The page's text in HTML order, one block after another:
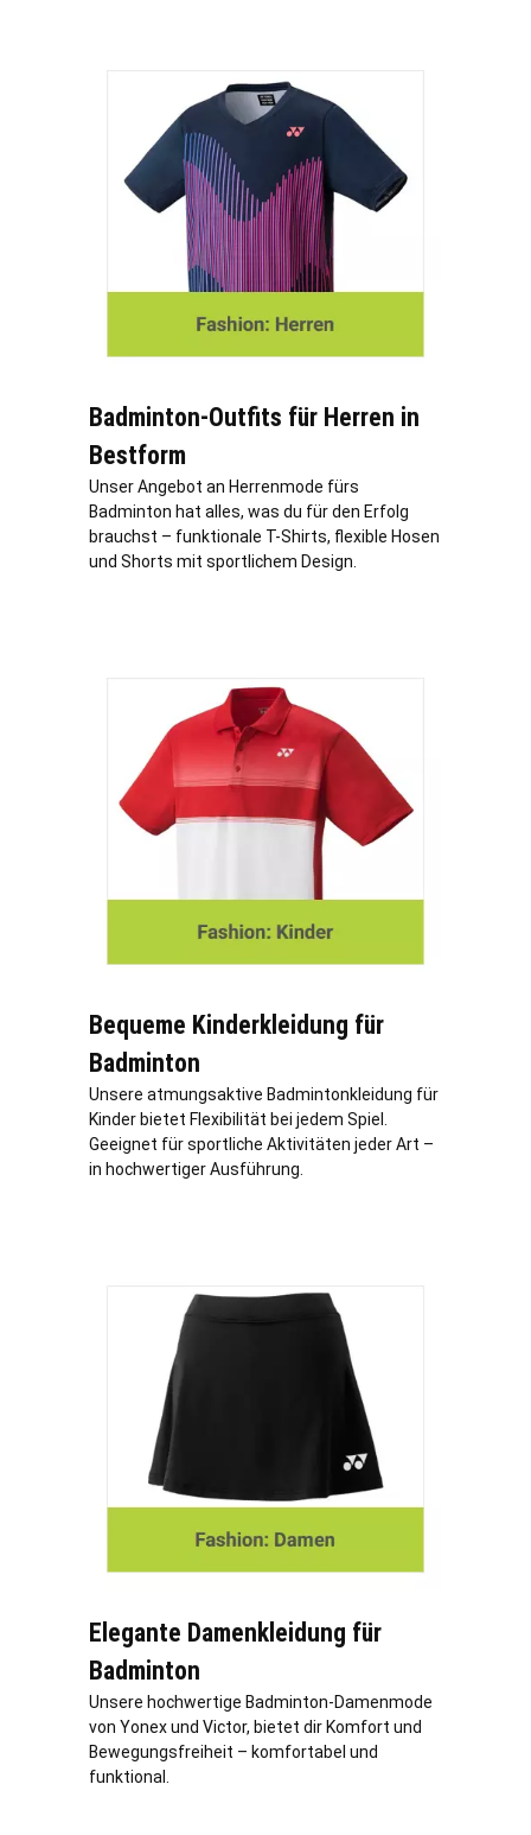
Badminton-Outfits für Herren in
Bestform
Unser Angebot an Herrenmode fürs
Badminton hat alles, was du für den Erfolg
brauchst – funktionale T-Shirts, flexible Hosen
und Shorts mit sportlichem Design.
Bequeme Kinderkleidung für
Badminton
Unsere atmungsaktive Badmintonkleidung für
Kinder bietet Flexibilität bei jedem Spiel.
Geeignet für sportliche Aktivitäten jeder Art –
in hochwertiger Ausführung.
Elegante Damenkleidung für
Badminton
Unsere hochwertige Badminton-Damenmode
von Yonex und Victor, bietet dir Komfort und
Bewegungsfreiheit – komfortabel und
funktional.